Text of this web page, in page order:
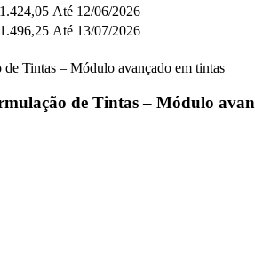
Até 12/06/2026
Até 13/07/2026
de Tintas – Módulo